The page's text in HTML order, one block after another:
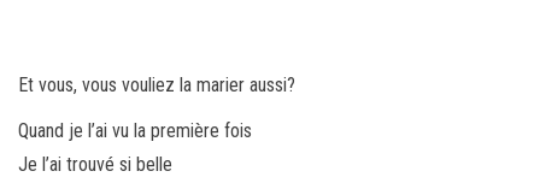
Et vous, vous vouliez la marier aussi?
Quand je l’ai vu la première fois
Je l’ai trouvé si belle